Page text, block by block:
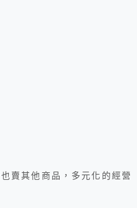
賣其他商品，多元化的經營